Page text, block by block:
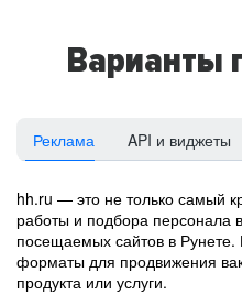
Варианты
Реклама API и виджеты
hh.ru — это не только самый
работы и подбора персонала
посещаемых сайтов в
форматы для продвижения
продукта или услуги.